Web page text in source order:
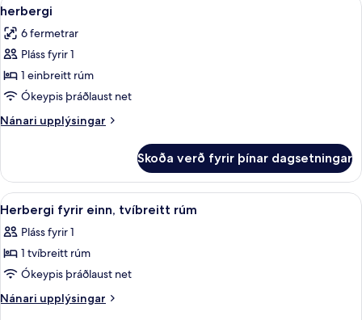
allar
myndir
fyrir
herbergi
5
herbergi
6 fermetrar
Pláss fyrir 1
1 einbreitt rúm
Ókeypis þráðlaust net
Nánari upplýsingar
Nánari
Skoða verð fyrir þínar dagsetningar
Skoða
allar
myndir
fyrir
Herbergi
fyrir
Herbergi fyrir einn, tvíbreitt rúm |
3
Herbergi fyrir einn, tvíbreitt rúm
Pláss fyrir 1
1 tvíbreitt rúm
Ókeypis þráðlaust net
Nánari upplýsingar
Nánari